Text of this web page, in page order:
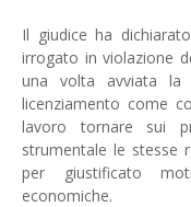
Il giudice ha
irrogato in violazione
una volta avviata
licenziamento come
lavoro tornare sui
strumentale le stesse
per giustificato
economiche.